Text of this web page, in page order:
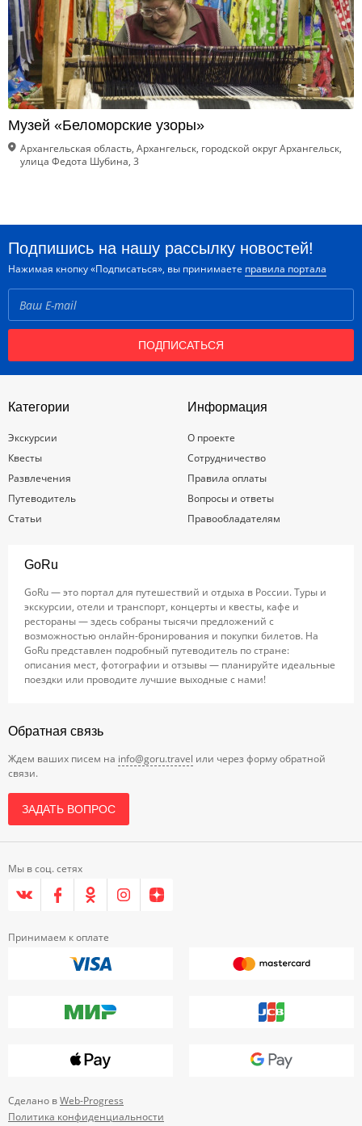
Музей «Беломорские узоры»
Архангельская область, Архангельск, городской округ Архангельск,
улица Федота Шубина, 3
Подпишись на нашу рассылку новостей!
Нажимая кнопку «Подписаться», вы принимаете правила портала
ПОДПИСАТЬСЯ
Категории
Экскурсии
Квесты
Развлечения
Путеводитель
Статьи
Информация
О проекте
Сотрудничество
Правила оплаты
Вопросы и ответы
Правообладателям
GoRu
GoRu — это портал для путешествий и отдыха в России. Туры и
экскурсии, отели и транспорт, концерты и квесты, кафе и
рестораны — здесь собраны тысячи предложений с
возможностью онлайн-бронирования и покупки билетов. На
GoRu представлен подробный путеводитель по стране:
описания мест, фотографии и отзывы — планируйте идеальные
поездки или проводите лучшие выходные с нами!
Обратная связь
Ждем ваших писем на info@goru.travel или через форму обратной
связи.
ЗАДАТЬ ВОПРОС
Мы в соц. сетях
Принимаем к оплате
Сделано вWeb-Progress
Политика конфиденциальности